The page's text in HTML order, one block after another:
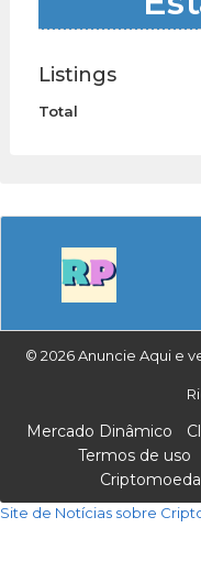
Listings
Total
© 2026 Anuncie Aqui e
Mercado Dinâmico
Termos de uso
Site de Notícias sobre